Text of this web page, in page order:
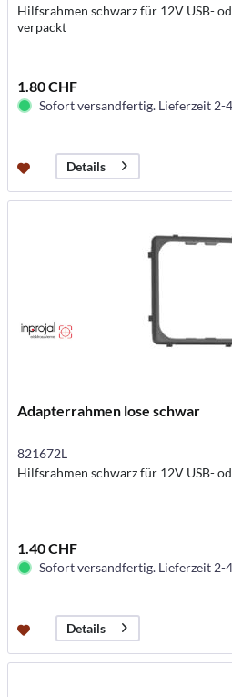
Hilfsrahmen schwarz für 12V USB-
verpackt
1.80 CHF
Sofort versandfertig. Lieferzeit 2-4
Details
Adapterrahmen lose schwar
821672L
Hilfsrahmen schwarz für 12V USB-
1.40 CHF
Sofort versandfertig. Lieferzeit 2-4
Details